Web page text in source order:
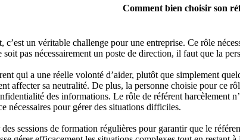
Comment bien choisir son
un véritable challenge pour une entreprise. Ce rôle
pas nécessairement un poste de direction, il faut que la
qui a une réelle volonté d’aider, plutôt que simplement
affecter sa neutralité. De plus, la personne choisie pour ce
des informations. Le rôle de référent harcèlement
nécessaires pour gérer des situations difficiles.
sessions de formation régulières pour garantir que le